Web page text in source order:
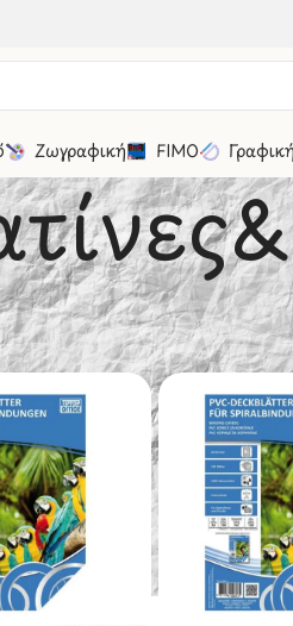
Ζωγραφική FIMO
/Είδη Γραφείου/Μηχανές
30 50 100